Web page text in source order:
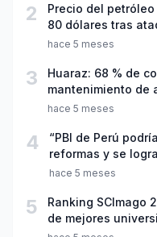
2
Precio del
80 dólares tras
hace 5 meses
3
Huaraz: 68 % de
mantenimiento de
año escolar 2026
hace 5 meses
4
“PBI de Perú
reformas y se
hace 5 meses
5
Ranking SCImago
de mejores